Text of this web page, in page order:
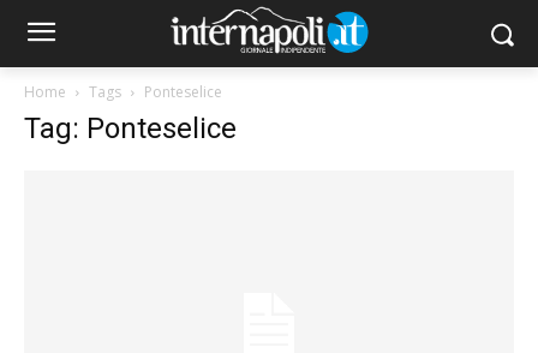
Home Tags Ponteselice
Tag: Ponteselice